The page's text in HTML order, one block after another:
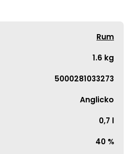
Rum
1.6 kg
5000281033273
Anglicko
0,7 l
40 %